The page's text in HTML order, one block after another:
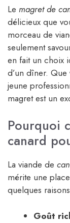
Le magret de
délicieux que
morceau de
seulement
en fait un choix
d’un dîner.
jeune
magret est un
Pourquoi
canard
La viande de
mérite une
quelques
Goût